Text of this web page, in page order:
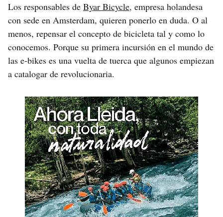
Los responsables de Byar Bicycle, empresa holandesa
con sede en Amsterdam, quieren ponerlo en duda. O al
menos, repensar el concepto de bicicleta tal y como lo
conocemos. Porque su primera incursión en el mundo de
las e-bikes es una vuelta de tuerca que algunos empiezan
a catalogar de revolucionaria.